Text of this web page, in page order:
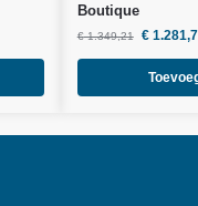
Boutique
€1.349,21 €